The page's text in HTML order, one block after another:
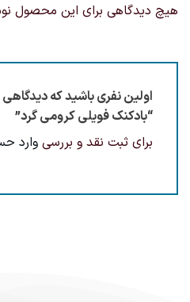
هیچ دیدگاهی برای این محصول
اولین نفری باشید که دیدگاهی
“بادکنک فویلی کرومی گرد”
برای ثبت نقد و بررسی وارد